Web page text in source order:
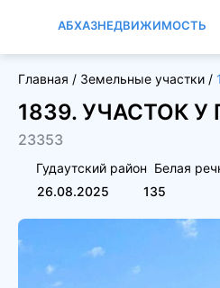
АБХАЗНЕДВИЖИМОСТЬ
Главная / Земельные участки /
1839. УЧАСТОК У
23353
Гудаутский район Белая
26.08.2025
135